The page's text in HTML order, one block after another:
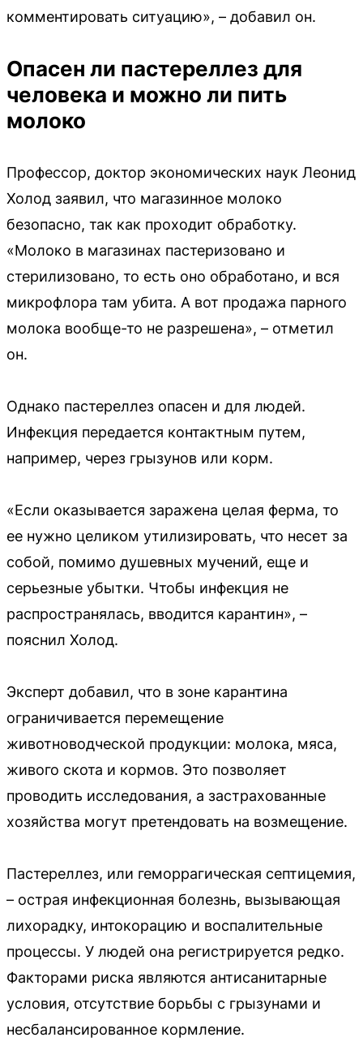
комментировать ситуацию», – добавил он.
Опасен ли пастереллез для
человека и можно ли пить
молоко
Профессор, доктор экономических наук Леонид
Холод заявил, что магазинное молоко
безопасно, так как проходит обработку.
«Молоко в магазинах пастеризовано и
стерилизовано, то есть оно обработано, и вся
микрофлора там убита. А вот продажа парного
молока вообще-то не разрешена», – отметил
он.
Однако пастереллез опасен и для людей.
Инфекция передается контактным путем,
например, через грызунов или корм.
«Если оказывается заражена целая ферма, то
ее нужно целиком утилизировать, что несет за
собой, помимо душевных мучений, еще и
серьезные убытки. Чтобы инфекция не
распространялась, вводится карантин», –
пояснил Холод.
Эксперт добавил, что в зоне карантина
ограничивается перемещение
животноводческой продукции: молока, мяса,
живого скота и кормов. Это позволяет
проводить исследования, а застрахованные
хозяйства могут претендовать на возмещение.
Пастереллез, или геморрагическая септицемия,
– острая инфекционная болезнь, вызывающая
лихорадку, интокорацию и воспалительные
процессы. У людей она регистрируется редко.
Факторами риска являются антисанитарные
условия, отсутствие борьбы с грызунами и
несбалансированное кормление.